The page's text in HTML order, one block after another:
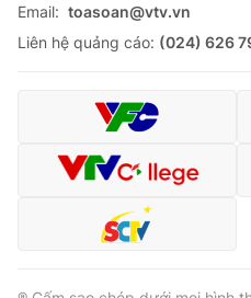
Email: toasoan@vtv.vn
Liên hệ quảng cáo: (024) 626